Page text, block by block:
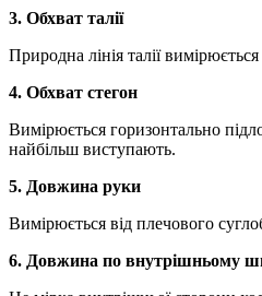
3. Обхват талії
Природна лінія талії
4. Обхват стегон
Вимірюється горизонтально
найбільш виступають.
5. Довжина руки
Вимірюється від плечового
6. Довжина по внутрішньому